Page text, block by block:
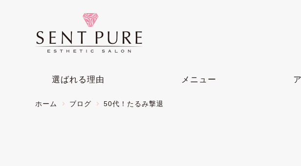
選ばれる理由 メニュー
ホーム ブログ 50代！たるみ撃退